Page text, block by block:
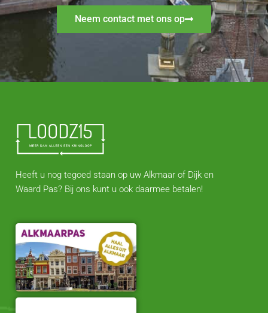
Neem contact met ons op
Heeft u nog tegoed staan op uw Alkmaar of Dijk en
Waard Pas? Bij ons kunt u ook daarmee betalen!